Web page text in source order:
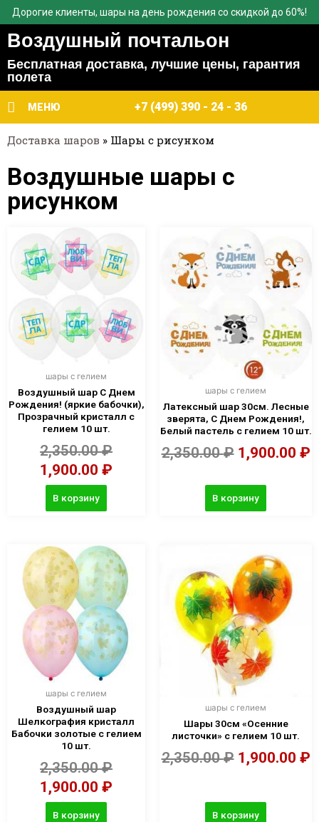
Дорогие клиенты, шары на день рождения со скидкой до 60%!
Воздушный почтальон
Бесплатная доставка, лучшие цены, гарантия
полета
МЕНЮ +7 (499) 390 - 24 - 36
Доставка шаров » Шары с рисунком
Воздушные шары с
рисунком
шары с гелием
Воздушный шар С Днем
Рождения! (яркие бабочки),
Прозрачный кристалл с
гелием 10 шт.
2,350.00₽
1,900.00 ₽
В корзину
шары с гелием
Латексный шар 30см. Лесные
зверята, С Днем Рождения!,
Белый пастель с гелием 10 шт.
2,350.00₽ 1,900.00 ₽
В корзину
шары с гелием
Воздушный шар
Шелкография кристалл
Бабочки золотые с гелием
10 шт.
2,350.00₽
1,900.00 ₽
В корзину
шары с гелием
Шары 30см «Осенние
листочки» с гелием 10 шт.
2,350.00₽ 1,900.00 ₽
В корзину